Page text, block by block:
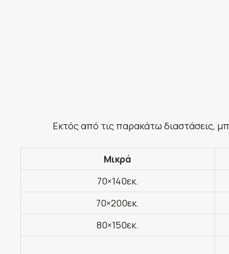
Εκτός από τις παρακάτω διαστάσεις,
Μικρά
70×140εκ.
70×200εκ.
80×150εκ.